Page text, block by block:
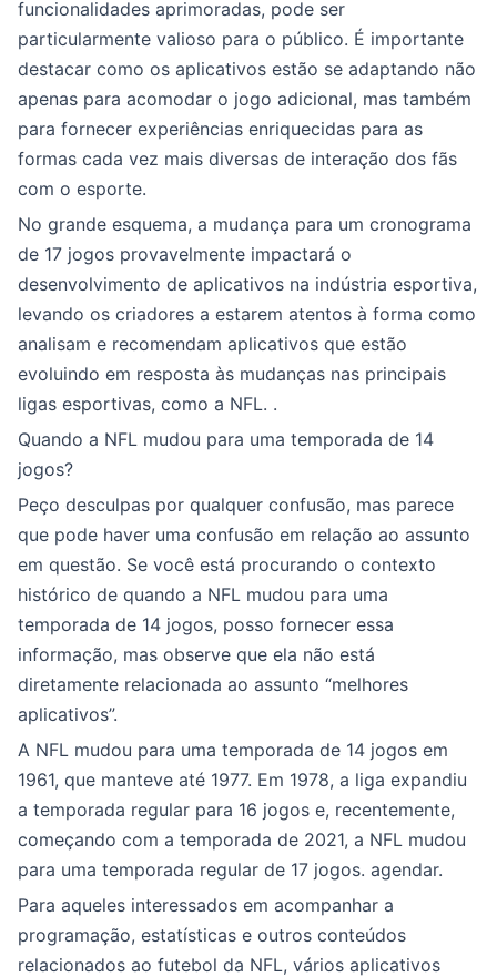
funcionalidades aprimoradas, pode ser
particularmente valioso para o público. É importante
destacar como os aplicativos estão se adaptando não
apenas para acomodar o jogo adicional, mas também
para fornecer experiências enriquecidas para as
formas cada vez mais diversas de interação dos fãs
com o esporte.
No grande esquema, a mudança para um cronograma
de 17 jogos provavelmente impactará o
desenvolvimento de aplicativos na indústria esportiva,
levando os criadores a estarem atentos à forma como
analisam e recomendam aplicativos que estão
evoluindo em resposta às mudanças nas principais
ligas esportivas, como a NFL. .
Quando a NFL mudou para uma temporada de 14
jogos?
Peço desculpas por qualquer confusão, mas parece
que pode haver uma confusão em relação ao assunto
em questão. Se você está procurando o contexto
histórico de quando a NFL mudou para uma
temporada de 14 jogos, posso fornecer essa
informação, mas observe que ela não está
diretamente relacionada ao assunto “melhores
aplicativos”.
A NFL mudou para uma temporada de 14 jogos em
1961, que manteve até 1977. Em 1978, a liga expandiu
a temporada regular para 16 jogos e, recentemente,
começando com a temporada de 2021, a NFL mudou
para uma temporada regular de 17 jogos. agendar.
Para aqueles interessados em acompanhar a
programação, estatísticas e outros conteúdos
relacionados ao futebol da NFL, vários aplicativos